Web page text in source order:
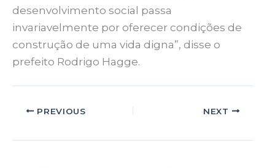
desenvolvimento social passa
invariavelmente por oferecer condições de
construção de uma vida digna”, disse o
prefeito Rodrigo Hagge.
PREVIOUS NEXT